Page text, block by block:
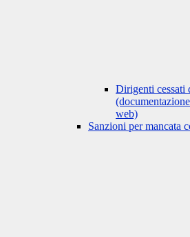
Dirigenti cessati
web)
Sanzioni per mancata